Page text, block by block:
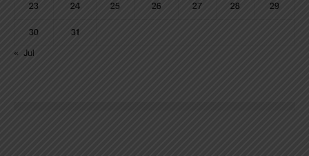
23 24 25 26 27 28 29
30
31
« Jul